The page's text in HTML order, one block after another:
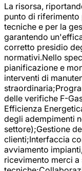
La risorsa,
punto di
tecniche e per la
garantendo
corretto presidio
normativi.Nello
pianificazione e
interventi di
delle verifiche F-
Efficienza
degli adempimenti
settore);Gestione
clienti;Interfaccia
avviamento
ricevimento merci